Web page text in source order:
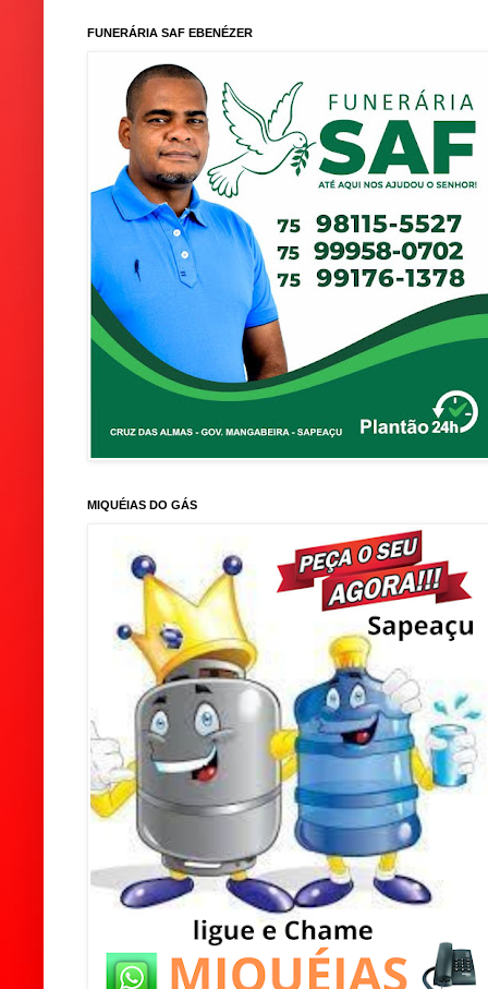
FUNERÁRIA SAF EBENÉZER
MIQUÉIAS DO GÁS